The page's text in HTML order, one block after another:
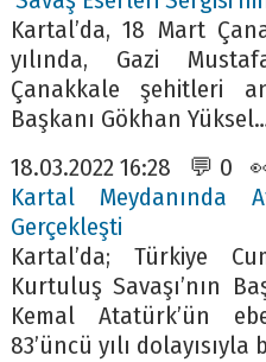
Kartal’da, 18 Mart
yılında, Gazi
Çanakkale şehitleri
Başkanı Gökhan
18.03.2022 16:28 💬 0
Kartal Meydanında
Gerçekleşti
Kartal’da; Türkiye
Kurtuluş Savaşı’nın
Kemal Atatürk’ün
83’üncü yılı